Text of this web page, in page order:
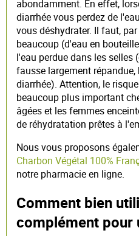
abondamment. En effet,
diarrhée vous perdez de
vous déshydrater. Il faut,
beaucoup (d'eau en
l'eau perdue dans les selles
fausse largement
diarrhée). Attention, le
beaucoup plus important
âgées et les femmes
de réhydratation prêtes à
Nous vous proposons
Charbon Végétal 100%
notre pharmacie en ligne.
Comment bien
complément pour